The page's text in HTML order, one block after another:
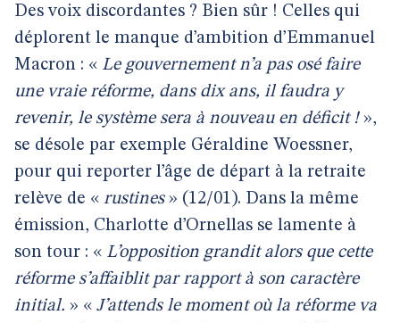
Des voix discordantes ? Bien sûr ! Celles qui
déplorent le manque d’ambition d’Emmanuel
Macron : « Le gouvernement n’a pas osé faire
une vraie réforme, dans dix ans, il faudra y
revenir, le système sera à nouveau en déficit !»,
se désole par exemple Géraldine Woessner,
pour qui reporter l’âge de départ à la retraite
relève de « rustines» (12/01). Dans la même
émission, Charlotte d’Ornellas se lamente à
son tour : « L’opposition grandit alors que cette
réforme s’affaiblit par rapport à son caractère
initial. » « J’attends le moment où la réforme va